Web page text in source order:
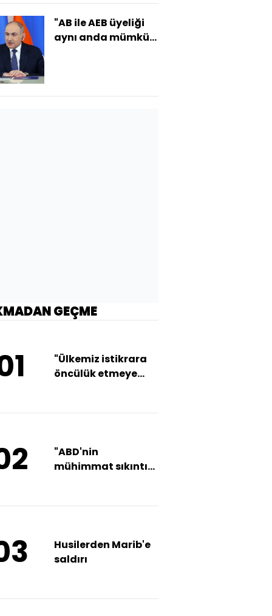
"AB ile AEB üyeliği
aynı anda mümkün
GEÇME
"Ülkemiz istikrara
öncülük etmeye
"ABD'nin
mühimmat sıkıntısı
Husilerden Marib'e
saldırı